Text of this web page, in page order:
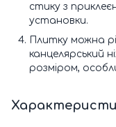
стику з
установки.
Плитку можна
канцелярський
розміром,